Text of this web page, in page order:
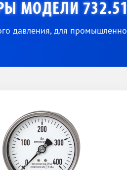
МОДЕЛИ 732.51
давления, для